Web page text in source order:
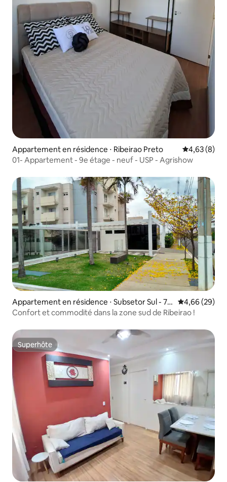
Appartement en résidence ⋅ Ribeirao Preto Évaluation
4,63 (8)
01- Appartement - 9e étage - neuf - USP - Agrishow
Appartement en résidence ⋅ Subsetor Sul - 7
(S-7)
Évaluation
4,66 (29)
Confort et commodité dans la zone sud de Ribeirao !
Superhôte
Superhôte